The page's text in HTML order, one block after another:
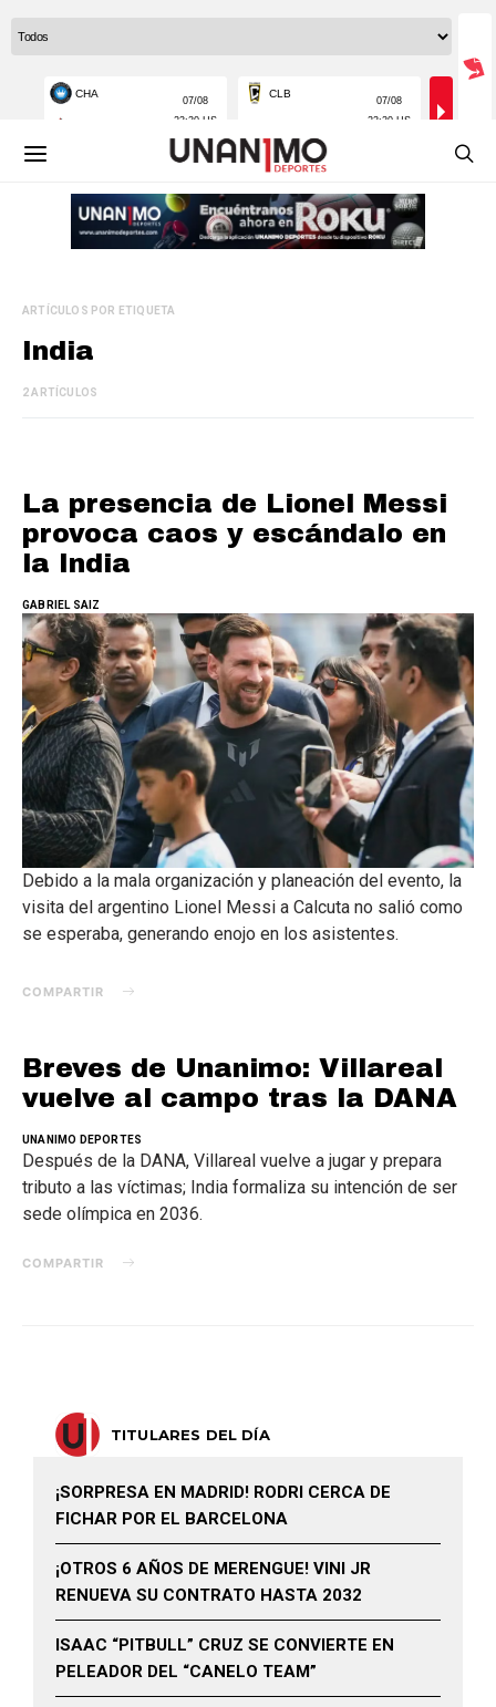
ARTÍCULOS POR ETIQUETA
India
2 ARTÍCULOS
La presencia de Lionel Messi
provoca caos y escándalo en
la India
GABRIEL SAIZ
Debido a la mala organización y planeación del evento, la
visita del argentino Lionel Messi a Calcuta no salió como
se esperaba, generando enojo en los asistentes.
COMPARTIR
Breves de Unanimo: Villareal
vuelve al campo tras la DANA
UNANIMO DEPORTES
Después de la DANA, Villareal vuelve a jugar y prepara
tributo a las víctimas; India formaliza su intención de ser
sede olímpica en 2036.
COMPARTIR
TITULARES DEL DÍA
¡SORPRESA EN MADRID! RODRI CERCA DE
FICHAR POR EL BARCELONA
¡OTROS 6 AÑOS DE MERENGUE! VINI JR
RENUEVA SU CONTRATO HASTA 2032
ISAAC “PITBULL” CRUZ SE CONVIERTE EN
PELEADOR DEL “CANELO TEAM”